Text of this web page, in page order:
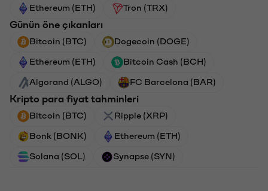
Ethereum (ETH) Tron (TRX)
Günün öne çıkanları
Bitcoin (BTC) Dogecoin (DOGE)
Ethereum (ETH) Bitcoin Cash (BCH)
Algorand (ALGO) FC Barcelona (BAR)
Kripto para fiyat tahminleri
Bitcoin (BTC) Ripple (XRP)
Bonk (BONK) Ethereum (ETH)
Solana (SOL) Synapse (SYN)